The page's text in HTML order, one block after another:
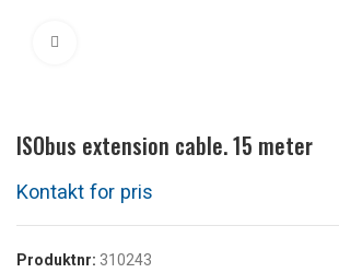
ISObus extension cable. 15 meter
Produktnr: 310243